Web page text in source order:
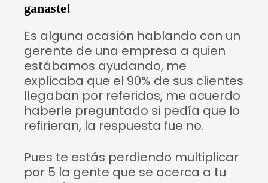
ganaste!
Es alguna ocasión hablando con un
gerente de una empresa a quien
estábamos ayudando, me
explicaba que el 90% de sus clientes
llegaban por referidos, me acuerdo
haberle preguntado si pedía que lo
refirieran, la respuesta fue no.
Pues te estás perdiendo multiplicar
por 5 la gente que se acerca a tu